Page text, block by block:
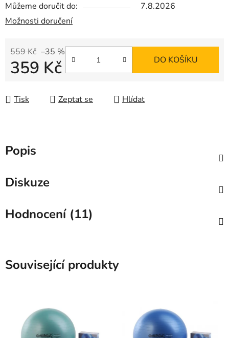
Můžeme doručit do:
7.8.2026
Možnosti doručení
559 Kč –35 %
359 Kč DO KOŠÍKU
Tisk Zeptat se Hlídat
Popis
Diskuze
Hodnocení (11)
Související produkty